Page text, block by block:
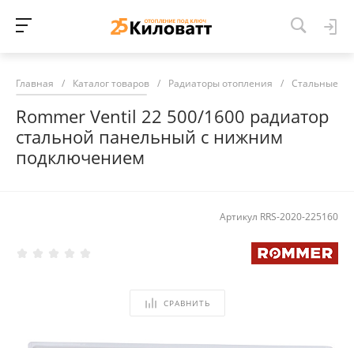
Главная / Каталог товаров / Радиаторы отопления / Стальные
Rommer Ventil 22 500/1600 радиатор
стальной панельный с нижним
подключением
Артикул RRS-2020-225160
СРАВНИТЬ